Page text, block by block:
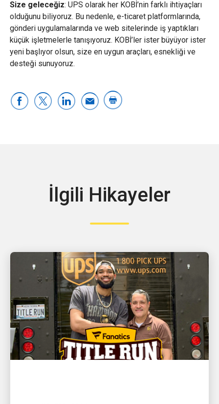
Size geleceğiz: UPS olarak her KOBİ’nin farklı ihtiyaçları
olduğunu biliyoruz. Bu nedenle, e-ticaret platformlarında,
gönderi uygulamalarında ve web sitelerinde iş yaptıkları
küçük işletmelerle tanışıyoruz. KOBİ’ler ister büyüyor ister
yeni başlıyor olsun, size en uygun araçları, esnekliği ve
desteği sunuyoruz.
İlgili Hikayeler